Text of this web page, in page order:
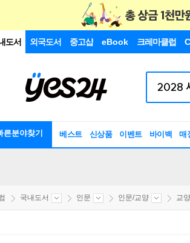
도서 외국도서 중고샵 eBook 크레마클럽
른분야찾기 베스트 신상품 이벤트 바이백 매
국내도서 인문 인문/교양 교